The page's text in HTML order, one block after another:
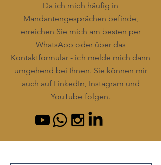
Da ich mich häufig in
Mandantengesprächen befinde,
erreichen Sie mich am besten per
WhatsApp oder über das
Kontaktformular - ich melde mich dann
umgehend bei Ihnen. Sie können mir
auch auf LinkedIn, Instagram und
YouTube folgen.